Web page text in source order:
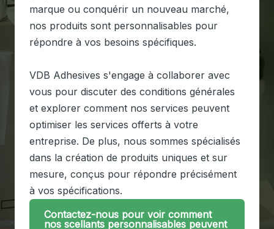
marque ou conquérir un nouveau marché,
nos produits sont personnalisables pour
répondre à vos besoins spécifiques.
VDB Adhesives s'engage à collaborer avec
vous pour discuter des conditions générales
et explorer comment nos services peuvent
optimiser les services offerts à votre
entreprise. De plus, nous sommes spécialisés
dans la création de produits uniques et sur
mesure, conçus pour répondre précisément
à vos spécifications.
Contactez-nous pour voir comment
nos scellants personnalisables peuvent